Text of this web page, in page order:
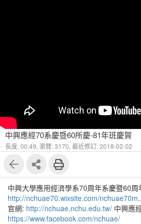
中興應經70系慶暨60所慶-81年班慶賀
長度: 00:49, 瀏覽: 3170, 最近修訂: 2018-02-02
中興大學應用經濟學系70周年系慶暨60周
http://nchuae70.wixsite.com/nchuae70m
官網: http://nchuae.nchu.edu.tw/ 中興應
https://www.facebook.com/nchuae/